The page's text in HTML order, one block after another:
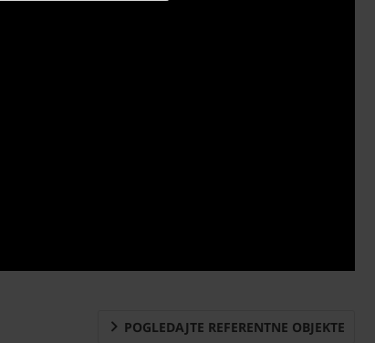
POGLEDAJTE REFERENTNE OBJEKTE